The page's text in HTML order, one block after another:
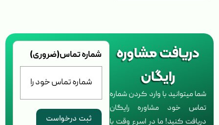
دریافت مشاوره
رایگان
شما میتوانید با وارد کردن شماره
تماس خود مشاوره رایگان
دریافت کنید! ما در اسرع وقت با
شماره تماس(ضروری)